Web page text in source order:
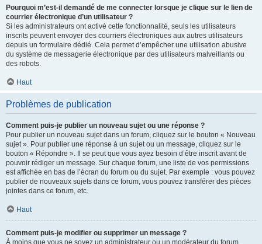
Pourquoi m’est-il demandé de me connecter lorsque je clique sur le lien de
courrier électronique d’un utilisateur ?
Si les administrateurs ont activé cette fonctionnalité, seuls les utilisateurs
inscrits peuvent envoyer des courriers électroniques aux autres utilisateurs
depuis un formulaire dédié. Cela permet d’empêcher une utilisation abusive
du système de messagerie électronique par des utilisateurs malveillants ou
des robots.
Haut
Problèmes de publication
Comment puis-je publier un nouveau sujet ou une réponse ?
Pour publier un nouveau sujet dans un forum, cliquez sur le bouton « Nouveau
sujet ». Pour publier une réponse à un sujet ou un message, cliquez sur le
bouton « Répondre ». Il se peut que vous ayez besoin d’être inscrit avant de
pouvoir rédiger un message. Sur chaque forum, une liste de vos permissions
est affichée en bas de l’écran du forum ou du sujet. Par exemple : vous pouvez
publier de nouveaux sujets dans ce forum, vous pouvez transférer des pièces
jointes dans ce forum, etc.
Haut
Comment puis-je modifier ou supprimer un message ?
À moins que vous ne soyez un administrateur ou un modérateur du forum,